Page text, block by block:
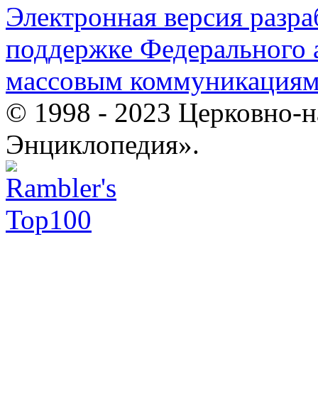
Электронная версия
поддержке Федерального
массовым
© 1998 - 2023 Церковно-
Энциклопедия».